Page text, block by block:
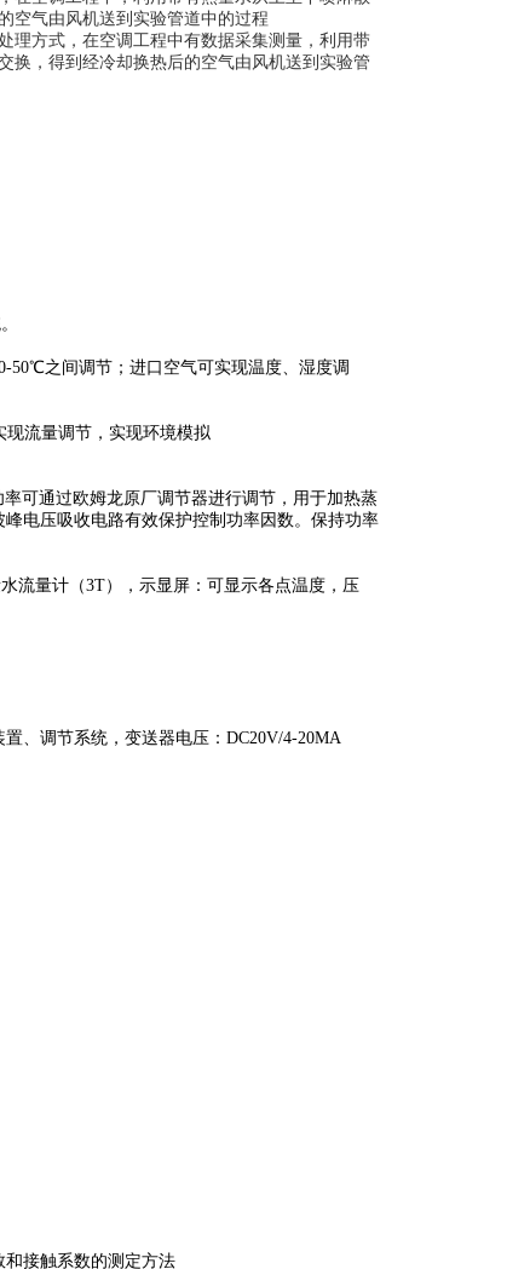
空气由风机送到实验管道中的过程
理方式，在空调工程中有数据采集测量，利用带
换，得到经冷却换热后的空气由风机送到实验管
50℃之间调节；进口空气可实现温度、湿度调
流量调节，实现环境模拟
率可通过欧姆龙原厂调节器进行调节，用于加热蒸
电压吸收电路有效保护控制功率因数。保持功率
流量计（3T），示显屏：可显示各点温度，压
、调节系统，变送器电压：DC20V/4-20MA
接触系数的测定方法